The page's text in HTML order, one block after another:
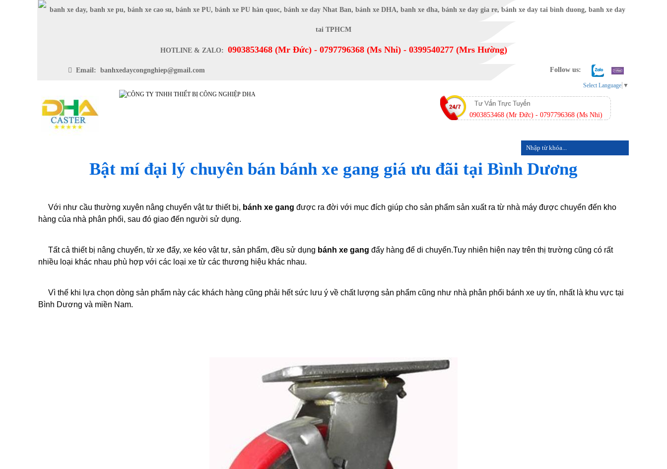
HOTLINE & ZALO: 0903853468 (Mr Đức) - 0797796368 (Ms Nhi) - 0399540277 (Mrs Hường)
Email: banhxedaycongnghiep@gmail.com Follow us:
0903853468 (Mr Đức) - 0797796368 (Ms Nhi)
Select Language ▼
Bật mí đại lý chuyên bán bánh xe gang giá ưu đãi tại Bình Dương
Với như cầu thường xuyên nâng chuyển vật tư thiết bị, bánh xe gang được ra đời với mục đích giúp cho sản phẩm sản xuất ra từ nhà máy được chuyển đến kho
hàng của nhà phân phối, sau đó giao đến người sử dụng.
Tất cả thiết bị nâng chuyển, từ xe đẩy, xe kéo vật tư, sản phẩm, đều sử dụng bánh xe gang đẩy hàng để di chuyển.Tuy nhiên hiện nay trên thị trường cũng có rất
nhiều loại khác nhau phù hợp với các loại xe từ các thương hiệu khác nhau.
Vì thế khi lựa chọn dòng sản phẩm này các khách hàng cũng phải hết sức lưu ý về chất lượng sản phẩm cũng như nhà phân phối bánh xe uy tín, nhất là khu vực tại
Bình Dương và miền Nam.